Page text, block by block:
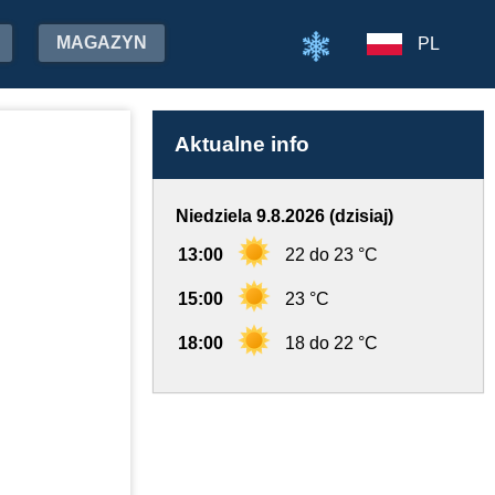
MAGAZYN PL
Aktualne info
Niedziela 9.8.2026 (dzisiaj)
13:00 22 do 23 °C
15:00 23 °C
18:00 18 do 22 °C